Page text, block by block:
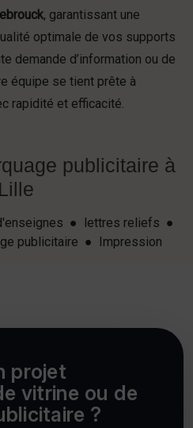
, garantissant une
optimale de vos supports
demande d’information ou de
équipe se tient prête à
rapidité et efficacité.
publicitaire à
Lille
● lettres reliefs ●
publicitaire ● Impression
projet
vitrine ou de
?